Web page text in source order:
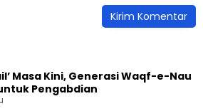
Masa Kini, Generasi Waqf-e-Nau
Pengabdian